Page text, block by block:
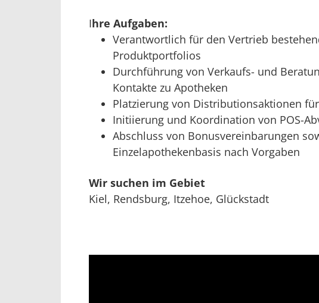
Ihre Aufgaben:
Verantwortlich für den Vertrieb
Produktportfolios
Durchführung von Verkaufs- und
Kontakte zu Apotheken
Platzierung von Distributionsaktionen
Initiierung und Koordination von POS-
Abschluss von Bonusvereinbarungen
Einzelapothekenbasis nach Vorgaben
Wir suchen im Gebiet
Kiel, Rendsburg, Itzehoe, Glückstadt